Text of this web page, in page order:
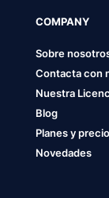
COMPANY
Sobre
Contacta con
Nuestra
Blog
Planes y
Novedades